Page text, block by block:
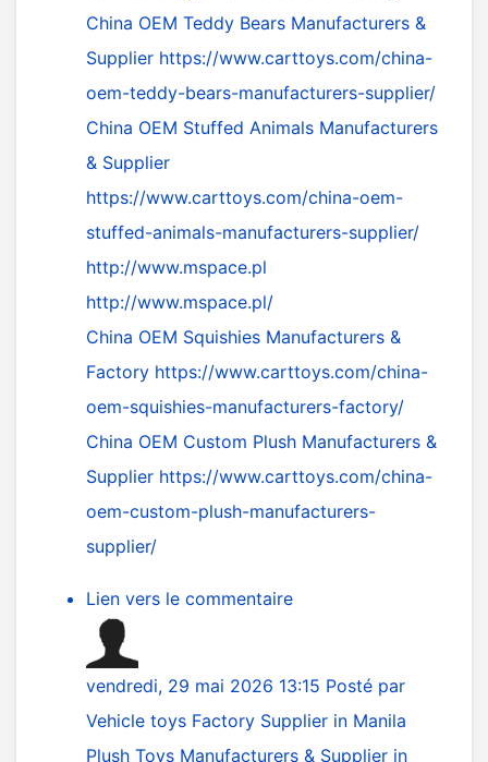
China OEM Teddy Bears Manufacturers &
Supplier https://www.carttoys.com/china-
oem-teddy-bears-manufacturers-supplier/
China OEM Stuffed Animals Manufacturers
& Supplier
https://www.carttoys.com/china-oem-
stuffed-animals-manufacturers-supplier/
http://www.mspace.pl
http://www.mspace.pl/
China OEM Squishies Manufacturers &
Factory https://www.carttoys.com/china-
oem-squishies-manufacturers-factory/
China OEM Custom Plush Manufacturers &
Supplier https://www.carttoys.com/china-
oem-custom-plush-manufacturers-
supplier/
Lien vers le commentaire
vendredi, 29 mai 2026 13:15 Posté par
Vehicle toys Factory Supplier in Manila
Plush Toys Manufacturers & Supplier in